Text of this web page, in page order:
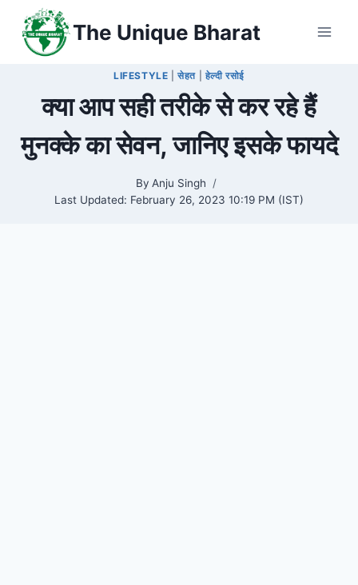
content
The Unique Bharat
LIFESTYLE |सेहत| हेल्दी रसोई
क्या आप सही तरीके से कर रहे हैं
मुनक्के का सेवन, जानिए इसके फायदे
By Anju Singh
Last Updated: February 26, 2023 10:19 PM (IST)